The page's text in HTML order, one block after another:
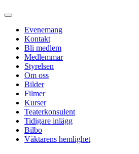
Evenemang
Kontakt
Bli medlem
Medlemmar
Styrelsen
Om oss
Bilder
Filmer
Kurser
Teaterkonsulent
Tidigare inlägg
Bilbo
Väktarens hemlighet